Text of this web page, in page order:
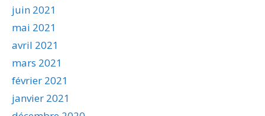
juin 2021
mai 2021
avril 2021
mars 2021
février 2021
janvier 2021